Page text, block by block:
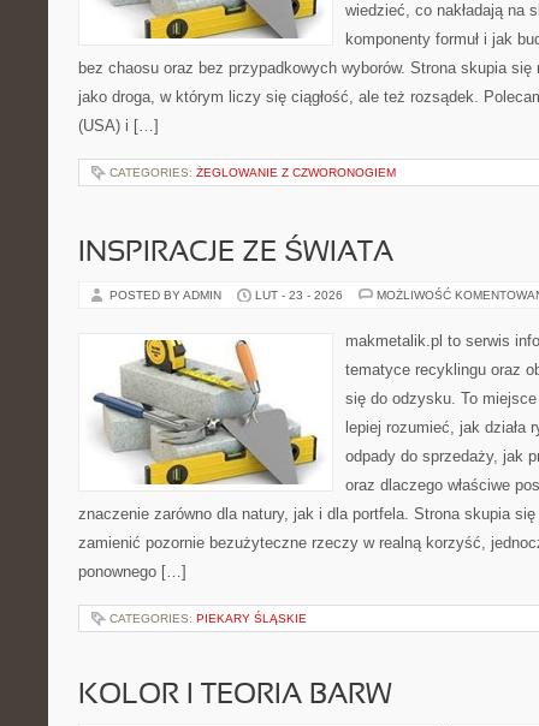
wiedzieć, co nakładają na
komponenty formuł i jak
bez chaosu oraz bez przypadkowych wyborów. Strona skupia się
jako droga, w którym liczy się ciągłość, ale też rozsądek.
(USA) i […]
CATEGORIES: ŻEGLOWANIE Z CZWORONOGIEM
INSPIRACJE ZE ŚWIATA
POSTED BY ADMIN LUT - 23 - 2026 MOŻLIWOŚĆ
makmetalik.pl to serwis
tematyce recyklingu oraz
się do odzysku. To
lepiej rozumieć, jak działa
odpady do sprzedaży, jak
oraz dlaczego właściwe
znaczenie zarówno dla natury, jak i dla portfela. Strona skupia
zamienić pozornie bezużyteczne rzeczy w realną korzyść,
ponownego […]
CATEGORIES: PIEKARY ŚLĄSKIE
KOLOR I TEORIA BARW